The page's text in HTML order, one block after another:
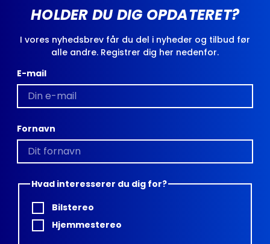
HOLDER DU DIG OPDATERET?
I vores nyhedsbrev får du del i nyheder og tilbud før
alle andre. Registrer dig her nedenfor.
E-mail
Fornavn
Hvad interesserer du dig for?
Bilstereo
Hjemmestereo